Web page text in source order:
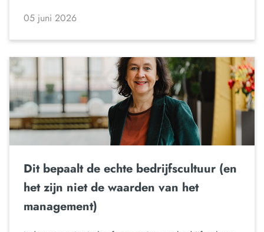
05 juni 2026
Dit bepaalt de echte bedrijfscultuur (en
het zijn niet de waarden van het
management)